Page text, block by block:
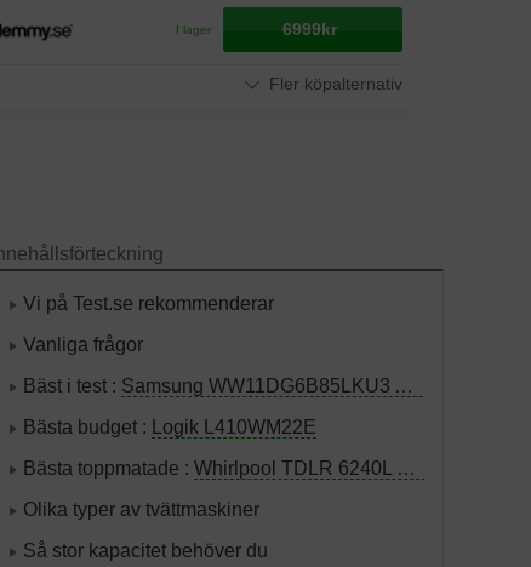
I lager 6999kr
Fler köpalternativ
Vi på Test.se rekommenderar
Vanliga frågor
Bäst i test : Samsung WW11DG6B85LKU3 AI Wash
Bästa budget :
Logik L410WM22E
Bästa toppmatade :Whirlpool TDLR 6240L EU/N
Olika typer av tvättmaskiner
Så stor kapacitet behöver du